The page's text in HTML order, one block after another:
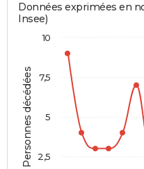
Personnes décédées
Données exprimées en
Insee)
2,5
5
7,5
10